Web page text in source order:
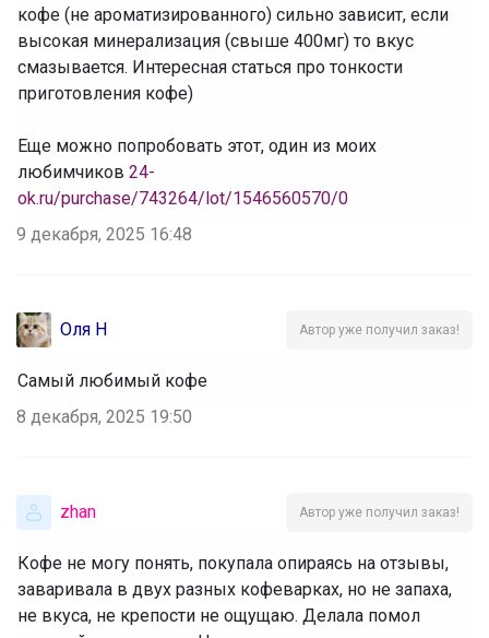
кофе (не ароматизированного) сильно зависит, если
высокая минерализация (свыше 400мг) то вкус
смазывается. Интересная статься про тонкости
приготовления кофе)
‌Еще можно попробовать этот, один из моих
любимчиков 24-
ok.ru/purchase/743264/lot/1546560570/0
9 декабря, 2025 16:48
Оля Н Автор уже получил заказ!
Самый любимый кофе
8 декабря, 2025 19:50
zhan Автор уже получил заказ!
Кофе не могу понять, покупала опираясь на отзывы,
заваривала в двух разных кофеварках, но не запаха,
не вкуса, не крепости не ощущаю. Делала помол